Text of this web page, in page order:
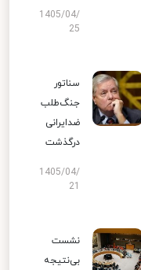
1405/04/
25
سناتور
جنگ‌طلب
ضدایرانی
درگذشت
1405/04/
نشست
بی‌نتیجه